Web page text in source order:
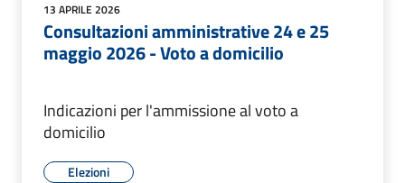
13 APRILE 2026
Consultazioni amministrative 24 e 25
maggio 2026 - Voto a domicilio
Indicazioni per l'ammissione al voto a
domicilio
Elezioni